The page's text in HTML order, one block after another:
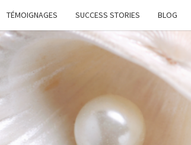
TÉMOIGNAGES SUCCESS STORIES BLOG